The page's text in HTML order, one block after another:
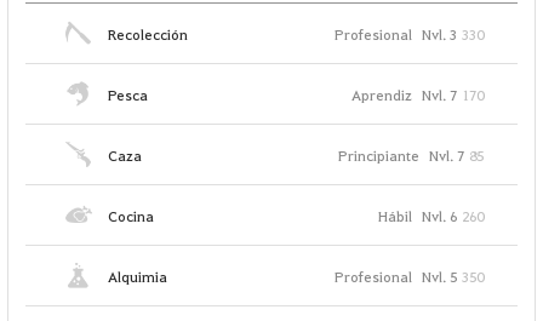
Recolección Profesional Nvl. 3 330
Pesca Aprendiz Nvl. 7 170
Caza Principiante Nvl. 7 85
Cocina Hábil Nvl. 6 260
Alquimia Profesional Nvl. 5 350